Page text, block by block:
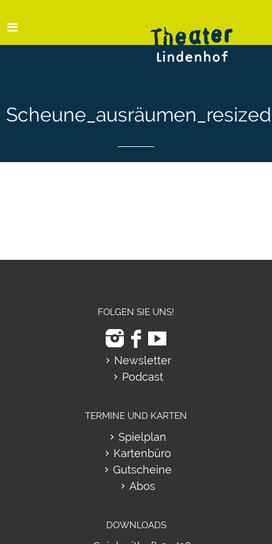
Scheune_ausräumen_resized
FOLGEN SIE UNS!
Newsletter
Podcast
TERMINE UND KARTEN
Spielplan
Kartenbüro
Gutscheine
Abos
DOWNLOADS